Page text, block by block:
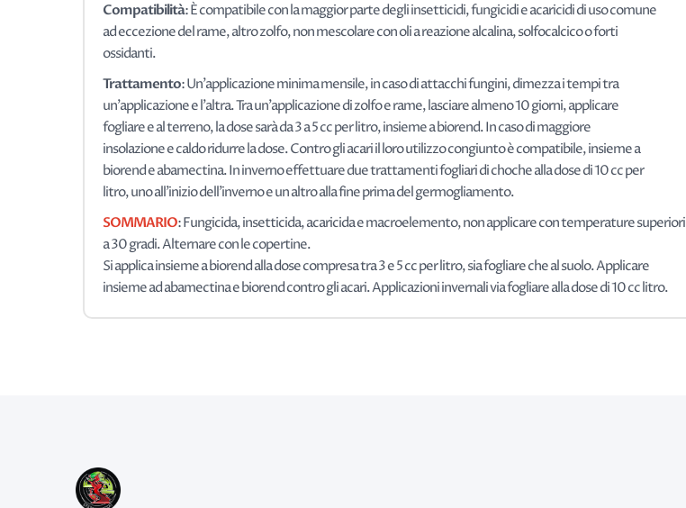
Compatibilità: È compatibile con la maggior parte degli insetticidi, fungicidi e acaricidi di uso comune
ad eccezione del rame, altro zolfo, non mescolare con oli a reazione alcalina, solfocalcico o forti
ossidanti.
Trattamento: Un'applicazione minima mensile, in caso di attacchi fungini, dimezza i tempi tra
un'applicazione e l'altra. Tra un'applicazione di zolfo e rame, lasciare almeno 10 giorni, applicare
fogliare e al terreno, la dose sarà da 3 a 5 cc per litro, insieme a biorend. In caso di maggiore
insolazione e caldo ridurre la dose. Contro gli acari il loro utilizzo congiunto è compatibile, insieme a
biorend e abamectina. In inverno effettuare due trattamenti fogliari di choche alla dose di 10 cc per
litro, uno all'inizio dell'inverno e un altro alla fine prima del germogliamento.
SOMMARIO: Fungicida, insetticida, acaricida e macroelemento, non applicare con temperature superiori
a 30 gradi. Alternare con le copertine.
Si applica insieme a biorend alla dose compresa tra 3 e 5 cc per litro, sia fogliare che al suolo. Applicare
insieme ad abamectina e biorend contro gli acari. Applicazioni invernali via fogliare alla dose di 10 cc litro.